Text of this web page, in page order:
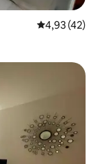
Gemiddelde
4,93 (42)